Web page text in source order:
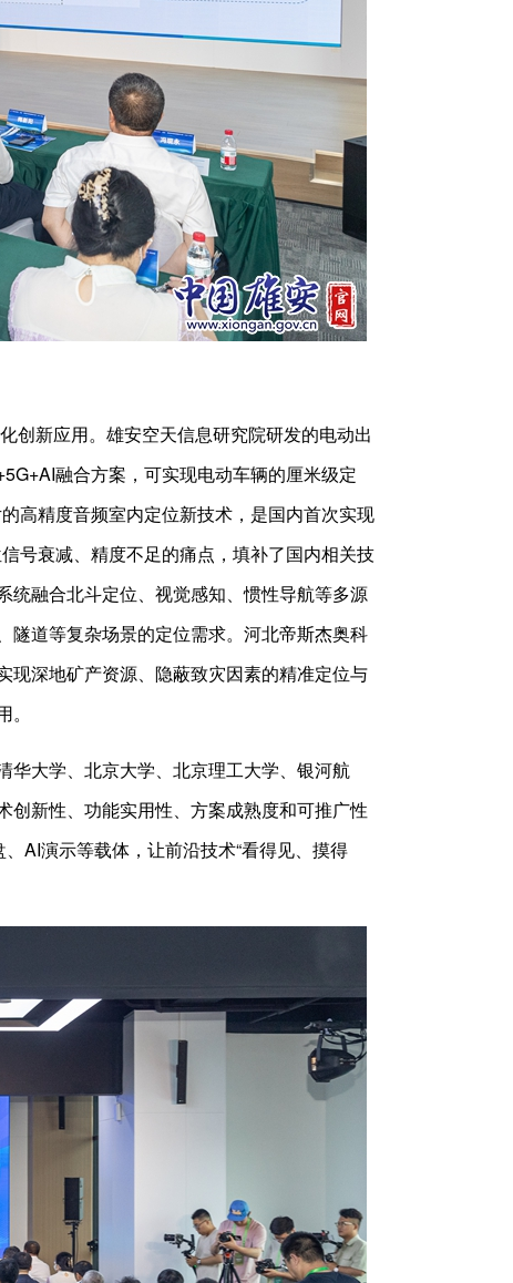
创新应用。雄安空天信息研究院研发的电动出
融合方案，可实现电动车辆的厘米级定
高精度音频室内定位新技术，是国内首次实现
号衰减、精度不足的痛点，填补了国内相关技
统融合北斗定位、视觉感知、惯性导航等多源
隧道等复杂场景的定位需求。河北帝斯杰奥科
现深地矿产资源、隐蔽致灾因素的精准定位与
华大学、北京大学、北京理工大学、银河航
创新性、功能实用性、方案成熟度和可推广性
AI演示等载体，让前沿技术“看得见、摸得